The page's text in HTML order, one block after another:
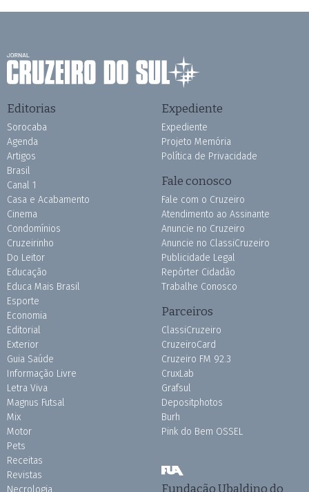
Editorias
Sorocaba
Agenda
Artigos
Brasil
Canal 1
Casa e Acabamento
Cinema
Condomínios
Cruzeirinho
Do Leitor
Educação
Educa Mais Brasil
Esporte
Economia
Editorial
Exterior
Guia Saúde
Informação Livre
Letra Viva
Magnus Futsal
Mix
Motor
Pets
Receitas
Revistas
Necrologia
Expediente
Expediente
Projeto Memória
Política de Privacidade
Fale conosco
Fale com o Cruzeiro
Atendimento ao Assinante
Anuncie no Cruzeiro
Anuncie no ClassiCruzeiro
Publicidade Legal
Repórter Cidadão
Trabalhe Conosco
Parceiros
ClassiCruzeiro
CruzeiroCard
Cruzeiro FM 92.3
CruxLab
Grafsul
Depositphotos
Burh
Pink do Bem OSSEL
Fundação Ubaldino do